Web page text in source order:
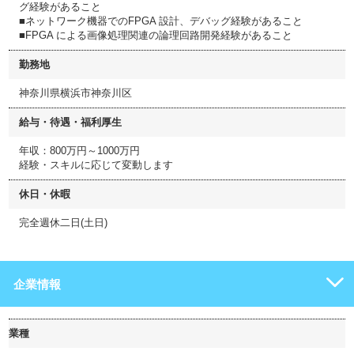
グ経験があること
■ネットワーク機器でのFPGA 設計、デバッグ経験があること
■FPGA による画像処理関連の論理回路開発経験があること
勤務地
神奈川県横浜市神奈川区
給与・待遇・福利厚生
年収：800万円～1000万円
経験・スキルに応じて変動します
休日・休暇
完全週休二日(土日)
企業情報
業種